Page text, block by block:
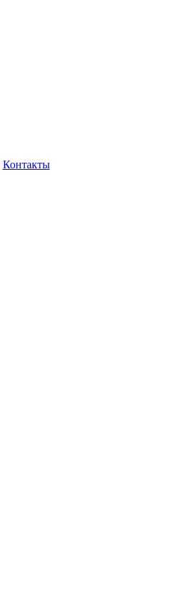
Контакты